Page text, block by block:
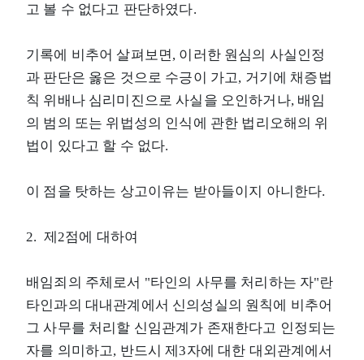
고 볼 수 없다고 판단하였다.
기록에 비추어 살펴보면, 이러한 원심의 사실인정
과 판단은 옳은 것으로 수긍이 가고, 거기에 채증법
칙 위배나 심리미진으로 사실을 오인하거나, 배임
의 범의 또는 위법성의 인식에 관한 법리오해의 위
법이 있다고 할 수 없다.
이 점을 탓하는 상고이유는 받아들이지 아니한다.
2. 제2점에 대하여
배임죄의 주체로서 "타인의 사무를 처리하는 자"란
타인과의 대내관계에서 신의성실의 원칙에 비추어
그 사무를 처리할 신임관계가 존재한다고 인정되는
자를 의미하고, 반드시 제3자에 대한 대외관계에서